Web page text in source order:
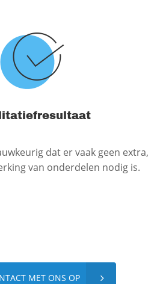
dat er vaak geen extra,
van onderdelen nodig is.
MET ONS OP